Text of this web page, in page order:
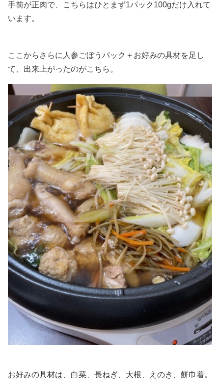
手前が正肉で、こちらはひとまず1パック100gだけ入れて
います。
ここからさらに人参ごぼうパック＋お好みの具材を足し
て、出来上がったのがこちら。
お好みの具材は、白菜、長ねぎ、大根、えのき、餅巾着。